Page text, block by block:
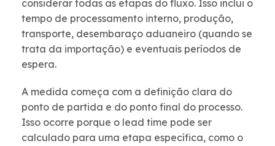
considerar todas as etapas do fluxo. Isso inclui o
tempo de processamento interno, produção,
transporte, desembaraço aduaneiro (quando se
trata da importação) e eventuais períodos de
espera.
A medida começa com a definição clara do
ponto de partida e do ponto final do processo.
Isso ocorre porque o lead time pode ser
calculado para uma etapa específica, como o